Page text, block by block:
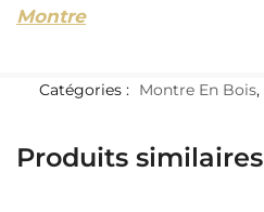
Montre
Catégories : Montre En Bois,
Produits similaires